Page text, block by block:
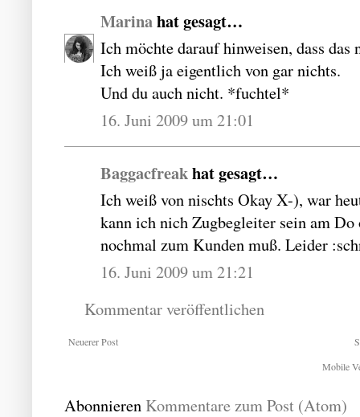
Marinahat gesagt…
Ich möchte darauf hinweisen, dass
Ich weiß ja eigentlich von gar nichts.
Und du auch nicht. *fuchtel*
16. Juni 2009 um 21:01
Baggacfreakhat gesagt…
Ich weiß von nischts Okay X-), war
kann ich nich Zugbegleiter sein am
nochmal zum Kunden muß. Leider
16. Juni 2009 um 21:21
Kommentar veröffentlichen
Neuerer Post
Mobile
Abonnieren Kommentare zum Post (Atom)